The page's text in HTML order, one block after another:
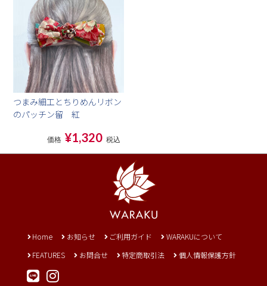
つまみ細工とちりめんリボン
のパッチン留 紅
価格 ¥1,320 税込
Home お知らせ ご利用ガイド
WARAKUについて
FEATURES
お問合せ 特定商取引法 個人情報保護方針